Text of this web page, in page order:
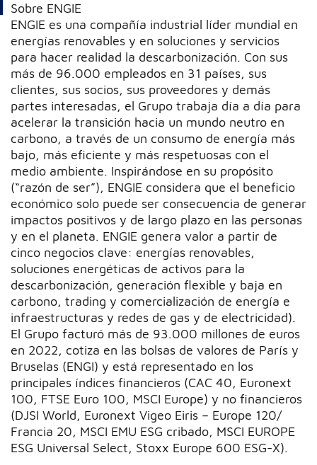
Sobre ENGIE
ENGIE es una compañía industrial líder mundial en
energías renovables y en soluciones y servicios
para hacer realidad la descarbonización. Con sus
más de 96.000 empleados en 31 países, sus
clientes, sus socios, sus proveedores y demás
partes interesadas, el Grupo trabaja día a día para
acelerar la transición hacia un mundo neutro en
carbono, a través de un consumo de energía más
bajo, más eficiente y más respetuosas con el
medio ambiente. Inspirándose en su propósito
(“razón de ser”), ENGIE considera que el beneficio
económico solo puede ser consecuencia de generar
impactos positivos y de largo plazo en las personas
y en el planeta. ENGIE genera valor a partir de
cinco negocios clave: energías renovables,
soluciones energéticas de activos para la
descarbonización, generación flexible y baja en
carbono, trading y comercialización de energía e
infraestructuras y redes de gas y de electricidad).
El Grupo facturó más de 93.000 millones de euros
en 2022, cotiza en las bolsas de valores de París y
Bruselas (ENGI) y está representado en los
principales índices financieros (CAC 40, Euronext
100, FTSE Euro 100, MSCI Europe) y no financieros
(DJSI World, Euronext Vigeo Eiris – Europe 120/
Francia 20, MSCI EMU ESG cribado, MSCI EUROPE
ESG Universal Select, Stoxx Europe 600 ESG-X).